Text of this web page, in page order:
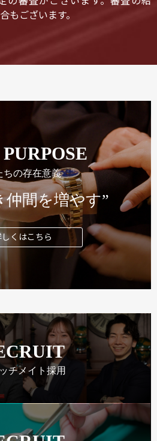
もございます。
ちの存在意義
仲間を増やす”
しくはこちら
チメイト採用